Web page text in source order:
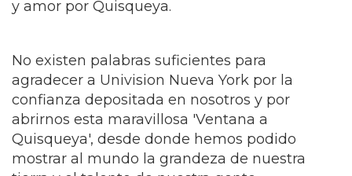
tierra y el talento de nuestra gente.
Estas nominaciones también confirman que
el talento dominicano puede competir al más
alto nivel y que nuestras Miss Mundo
Dominicana pueden trascender su rol como
embajadoras de belleza para convertirse en
extraordinarias comunicadoras y